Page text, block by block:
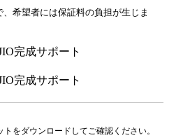
希望者には保証料の負担が生じま
をダウンロードしてご確認ください。